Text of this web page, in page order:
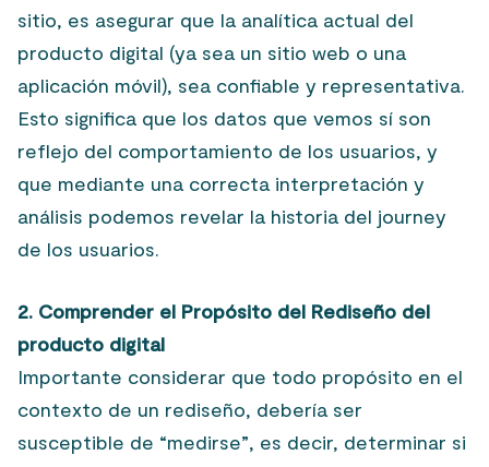
sitio, es asegurar que la analítica actual del
producto digital (ya sea un sitio web o una
aplicación móvil), sea confiable y representativa.
Esto significa que los datos que vemos sí son
reflejo del comportamiento de los usuarios, y
que mediante una correcta interpretación y
análisis podemos revelar la historia del journey
de los usuarios.
2. Comprender el Propósito del Rediseño del
producto digital
Importante considerar que todo propósito en el
contexto de un rediseño, debería ser
susceptible de “medirse”, es decir, determinar si